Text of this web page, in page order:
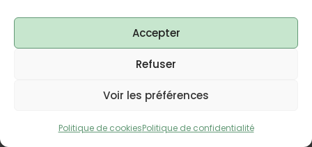
Accepter
Refuser
Voir les préférences
Politique de cookiesPolitique de confidentialité
Kahuna&
© Copyright Tantôt 2024 - Tous droits réservés.